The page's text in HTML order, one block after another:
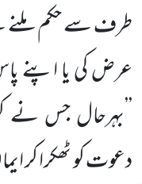
طرف سے حکم
عرض کی یا اپنے
’’بہرحال جس
دعوت کو ٹھکرا کر